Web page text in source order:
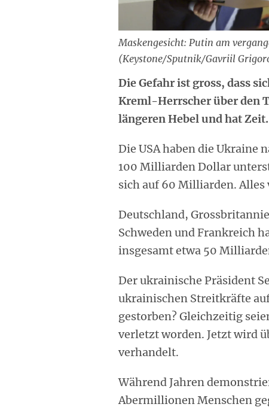
Maskengesicht: Putin am
(Keystone/Sputnik/Gavriil
Die Gefahr ist gross, dass
Kreml-Herrscher über den
längeren Hebel und hat Zeit.
Die USA haben die Ukraine
100 Milliarden Dollar
sich auf 60 Milliarden. Alles
Deutschland,
Schweden und Frankreich
insgesamt etwa 50
Der ukrainische Präsident
ukrainischen Streitkräfte
gestorben? Gleichzeitig
verletzt worden. Jetzt wird
verhandelt.
Während Jahren
Abermillionen Menschen